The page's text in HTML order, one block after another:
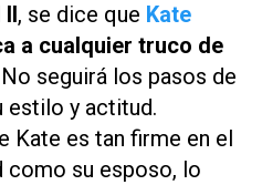
II, se dice que Kate
a cualquier truco de
No seguirá los pasos de
estilo y actitud.
Kate es tan firme en el
como su esposo, lo